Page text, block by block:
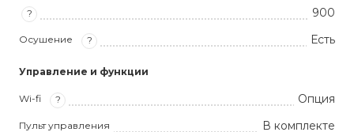
?
900
Осушение ? Есть
Управление и функции
Wi-fi ? Опция
Пульт управления В комплекте